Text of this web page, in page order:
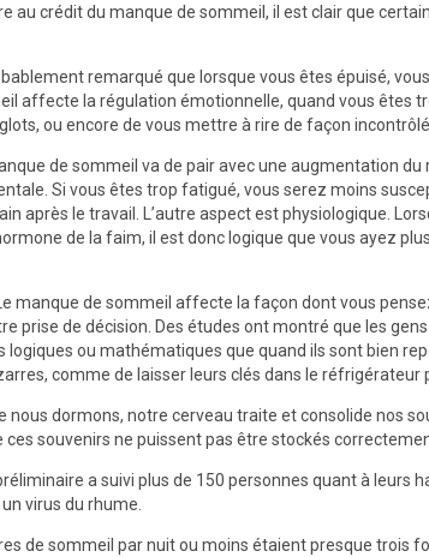
au crédit du manque de sommeil, il est clair que
remarqué que lorsque vous êtes épuisé,
affecte la régulation émotionnelle, quand vous êtes
ou encore de vous mettre à rire de façon
de sommeil va de pair avec une augmentation du
Si vous êtes trop fatigué, vous serez moins
après le travail. L’autre aspect est physiologique.
de la faim, il est donc logique que vous ayez
Le manque de sommeil affecte la façon dont vous
prise de décision. Des études ont montré que les
ou mathématiques que quand ils sont bien
comme de laisser leurs clés dans le réfrigérateur
nous dormons, notre cerveau traite et consolide nos
souvenirs ne puissent pas être stockés
a suivi plus de 150 personnes quant à leurs
virus du rhume.
de sommeil par nuit ou moins étaient presque trois